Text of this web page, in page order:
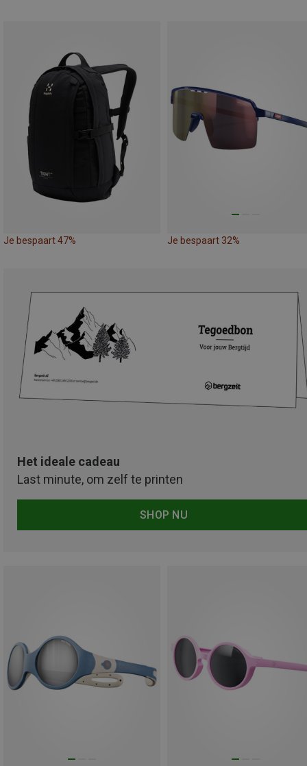
Je bespaart 47% Je bespaart 32%
Het ideale cadeau
Last minute, om zelf te printen
SHOP NU